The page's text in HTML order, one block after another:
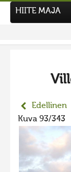
Hiite
Hiisien
2025
Liikuvad
Hiisien
HIITE MAJA
Edellinen
Kuva 93/343